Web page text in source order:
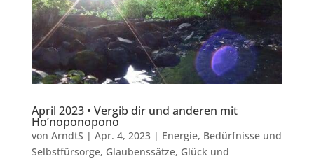
April 2023 • Vergib dir und anderen mit
Ho’noponopono
von ArndtS | Apr. 4, 2023| Energie, Bedürfnisse und
Selbstfürsorge, Glaubenssätze, Glück und